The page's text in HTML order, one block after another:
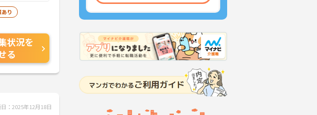
り
状況を
る
：2025年12月18日